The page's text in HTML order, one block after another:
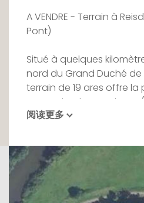
A VENDRE - Terrain à
Pont)
Situé à quelques
nord du Grand Duché de
terrain de 19 ares offre la
construire deux maisons
jumelées).
Pour toute information
contactez notre agence
vous en nos bureaux.
阅读更多